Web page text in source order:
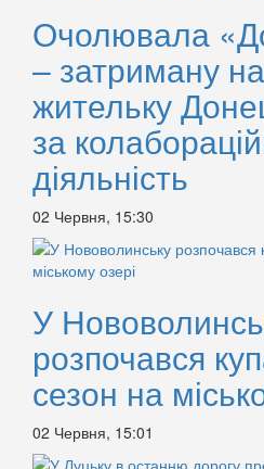
Очолювала
– затриману
жительку
за
діяльність
02 Червня, 15:30
У
розпочався
сезон на
02 Червня, 15:01